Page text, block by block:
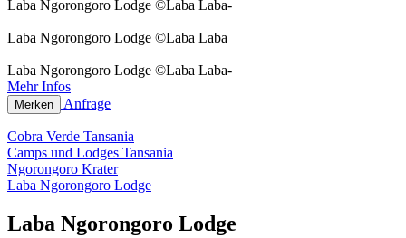
Laba Ngorongoro Lodge ©Laba Laba-
Laba Ngorongoro Lodge ©Laba Laba
Laba Ngorongoro Lodge ©Laba Laba-
Mehr Infos
Merken Anfrage
Cobra Verde Tansania
Camps und Lodges Tansania
Ngorongoro Krater
Laba Ngorongoro Lodge
Laba Ngorongoro Lodge